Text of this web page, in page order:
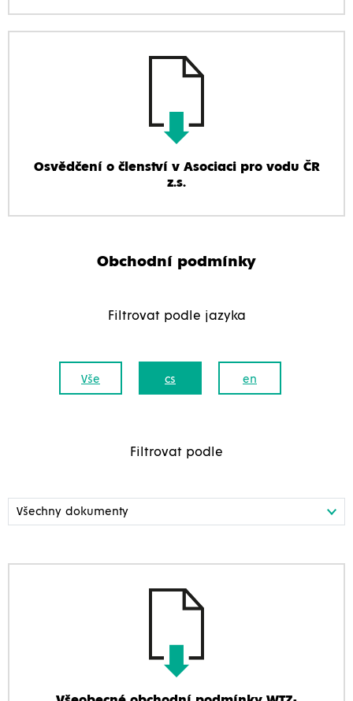
Osvědčení o členství v Asociaci pro vodu ČR
z.s.
Obchodní podmínky
Filtrovat podle jazyka
Vše cs en
Filtrovat podle